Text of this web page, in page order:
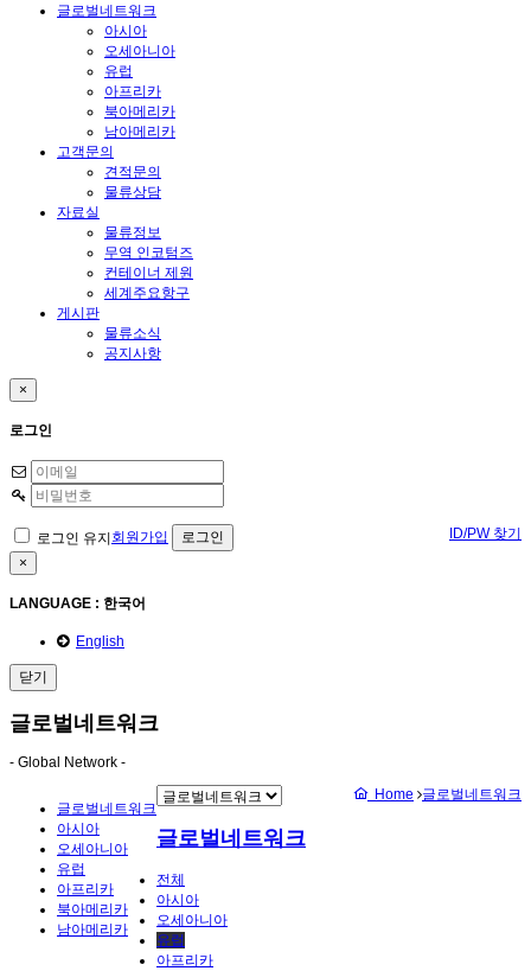
글로벌네트워크
아시아
오세아니아
유럽
아프리카
북아메리카
남아메리카
고객문의
견적문의
물류상담
자료실
물류정보
무역 인코텀즈
컨테이너 제원
세계주요항구
게시판
물류소식
공지사항
×
로그인
로그인 유지 ID/PW 찾기
회원가입
×
LANGUAGE : 한국어
English
닫기
글로벌네트워크
- Global Network -
글로벌네트워크
아시아
오세아니아
유럽
아프리카
북아메리카
남아메리카
Home 글로벌네트워크
글로벌네트워크
전체
아시아
오세아니아
유럽
아프리카